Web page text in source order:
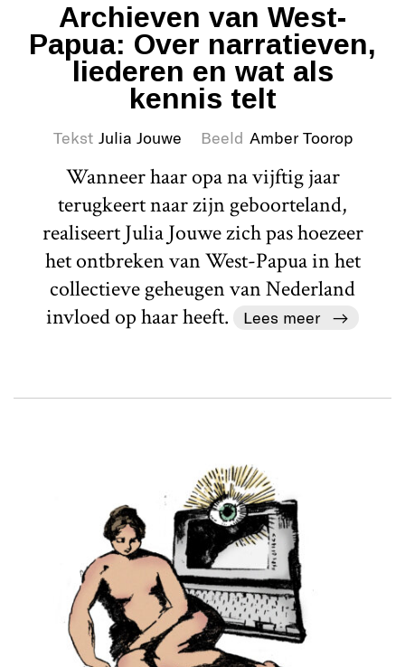
Archieven van West-
Papua: Over narratieven,
liederen en wat als
kennis telt
Tekst Julia Jouwe Beeld Amber Toorop
Wanneer haar opa na vijftig jaar
terugkeert naar zijn geboorteland,
realiseert Julia Jouwe zich pas hoezeer
het ontbreken van West-Papua in het
collectieve geheugen van Nederland
invloed op haar heeft.
Lees meer